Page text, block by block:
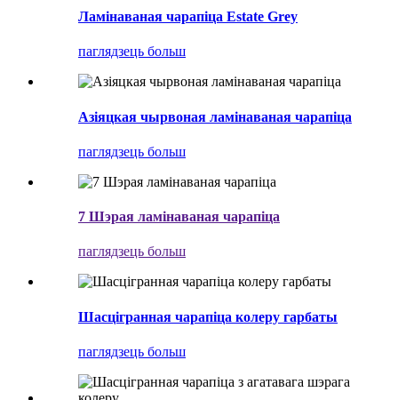
Ламінаваная чарапіца Estate Grey
паглядзець больш
Азіяцкая чырвоная ламінаваная чарапіца
паглядзець больш
7 Шэрая ламінаваная чарапіца
паглядзець больш
Шасцігранная чарапіца колеру гарбаты
паглядзець больш